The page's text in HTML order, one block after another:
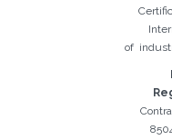
Das
Das
Das
Das
Das
Das E-Mail-
Ungültige
Es ist wichtig, die
Registrierung
Kontrollkästchen,
Der
of